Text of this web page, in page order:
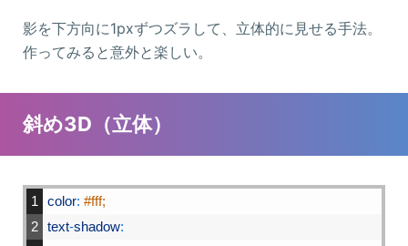
影を下方向に1pxずつズラして、立体的に見せる手法。
作ってみると意外と楽しい。
斜め3D（立体）
1
2
color: #fff;
text-shadow: